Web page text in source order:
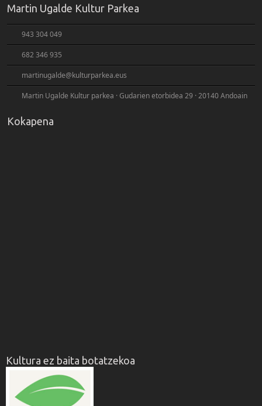
Martin Ugalde Kultur Parkea
943 304 049
682 346 935
martinugalde@kulturparkea.eus
Martin Ugalde Kultur parkea · Gudarien etorbidea 29 · 20140 Andoain
Kokapena
Kultura ez baita botatzekoa